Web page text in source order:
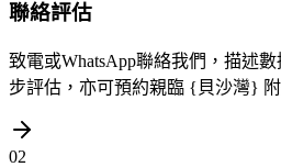
聯絡評估
致電或WhatsApp聯絡我們，描述
步評估，亦可預約親臨 {貝沙灣}
02